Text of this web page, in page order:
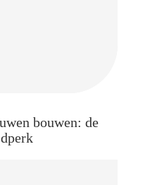
bouwen: de